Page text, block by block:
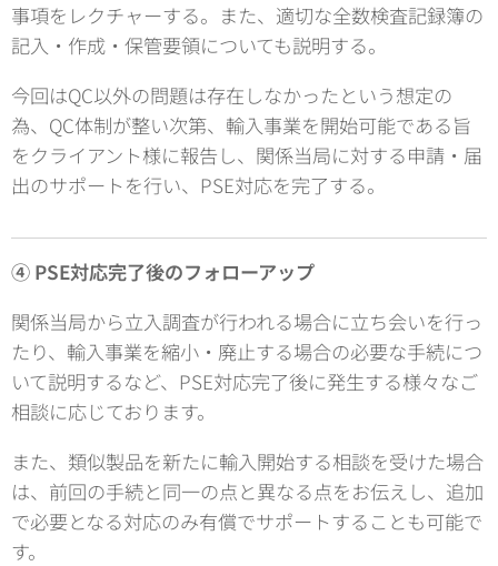
事項をレクチャーする。また、適切な全数検査記録簿の
記入・作成・保管要領についても説明する。
今回はQC以外の問題は存在しなかったという想定の
為、QC体制が整い次第、輸入事業を開始可能である旨
をクライアント様に報告し、関係当局に対する申請・届
出のサポートを行い、PSE対応を完了する。
④ PSE対応完了後のフォローアップ
関係当局から立入調査が行われる場合に立ち会いを行っ
たり、輸入事業を縮小・廃止する場合の必要な手続につ
いて説明するなど、PSE対応完了後に発生する様々なご
相談に応じております。
また、類似製品を新たに輸入開始する相談を受けた場合
は、前回の手続と同一の点と異なる点をお伝えし、追加
で必要となる対応のみ有償でサポートすることも可能で
す。